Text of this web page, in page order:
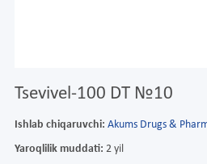
Tsevivel-100 DT №10
Ishlab chiqaruvchi: Akums Drugs &
Yaroqlilik muddati: 2 yil